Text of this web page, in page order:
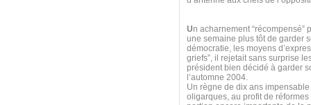
Un acharnement
une semaine plus tôt de garder
démocratie, les moyens
griefs”, il rejetait sans surprise
président bien décidé à garder
l’automne 2004.
Un règne de dix ans
oligarques, au profit de